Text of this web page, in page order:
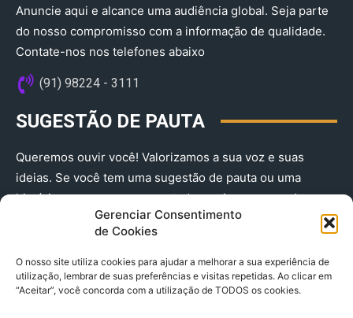
Gerenciar Consentimento
de Cookies
O nosso site utiliza cookies para ajudar a melhorar a sua experiência de
utilização, lembrar de suas preferências e visitas repetidas. Ao clicar em
“Aceitar”, você concorda com a utilização de TODOS os cookies.
Anuncie aqui e alcance uma audiência global. Seja parte
do nosso compromisso com a informação de qualidade.
Contate-nos nos telefones abaixo
(91) 98224 - 3111
SUGESTÃO DE PAUTA
Queremos ouvir você! Valorizamos a sua voz e suas
ideias. Se você tem uma sugestão de pauta ou uma
história que merece ser contada, envie-nos agora!
(91) 98224 - 3111